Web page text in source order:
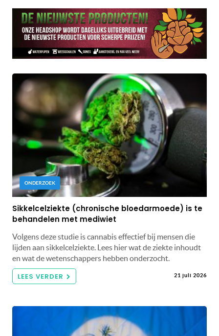
ONDERZOEK
Sikkelcelziekte (chronische bloedarmoede) is te
behandelen met mediwiet
Volgens deze studie is cannabis effectief bij mensen die
lijden aan sikkelcelziekte. Lees hier wat de ziekte inhoudt
en wat de wetenschappers hebben onderzocht.
LEES VERDER 21 juli 2026